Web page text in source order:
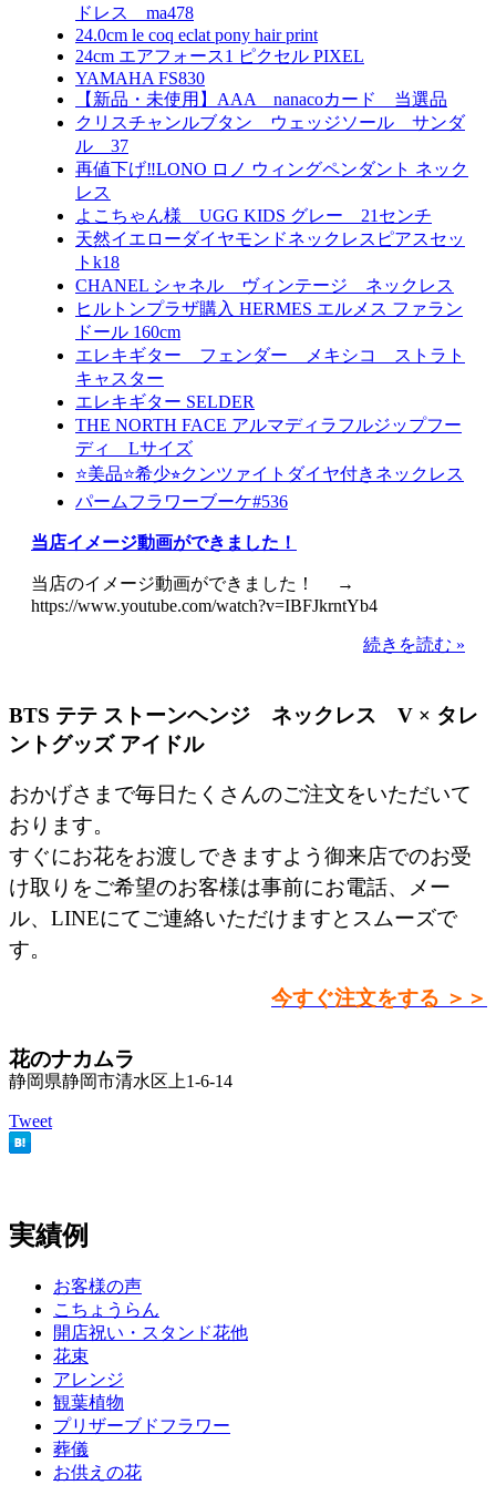
ドレス ma478
24.0cm le coq eclat pony hair print
24cm エアフォース1 ピクセル PIXEL
YAMAHA FS830
【新品・未使用】AAA nanacoカード 当選品
クリスチャンルブタン ウェッジソール サンダ
ル 37
再値下げ‼️LONO ロノ ウィングペンダント ネック
レス
よこちゃん様 UGG KIDS グレー 21センチ
天然イエローダイヤモンドネックレスピアスセッ
トk18
CHANEL シャネル ヴィンテージ ネックレス
ヒルトンプラザ購入 HERMES エルメス ファラン
ドール 160cm
エレキギター フェンダー メキシコ ストラト
キャスター
エレキギター SELDER
THE NORTH FACE アルマディラフルジップフー
ディ Lサイズ
⭐️美品⭐️希少⭐︎クンツァイトダイヤ付きネックレス
パームフラワーブーケ#536
当店イメージ動画ができました！
当店のイメージ動画ができました！ →
https://www.youtube.com/watch?v=IBFJkrntYb4
続きを読む »
BTS テテ ストーンヘンジ ネックレス V × タレ
ントグッズ アイドル
おかげさまで毎日たくさんのご注文をいただいて
おります。
すぐにお花をお渡しできますよう御来店でのお受
け取りをご希望のお客様は事前にお電話、メー
ル、LINEにてご連絡いただけますとスムーズで
す。
今すぐ注文をする ＞＞
花のナカムラ
静岡県静岡市清水区上1-6-14
Tweet
実績例
お客様の声
こちょうらん
開店祝い・スタンド花他
花束
アレンジ
観葉植物
プリザーブドフラワー
葬儀
お供えの花